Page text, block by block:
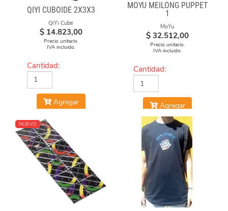
QIYI CUBOIDE 2X3X3
QiYi Cube
$ 14.823,00
Precio unitario.
IVA incluido.
Cantidad:
Agregar
MOYU MEILONG PUPPET
1
MoYu
$ 32.512,00
Precio unitario.
IVA incluido.
Cantidad:
Agregar
NUEVO